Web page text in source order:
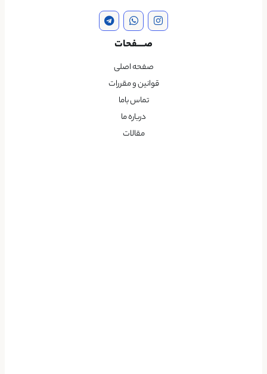
صــــفحات
صفحه اصلی
قوانین و مقررات
تماس باما
درباره ما
مقالات